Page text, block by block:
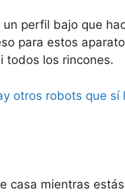
perfil bajo que
para estos
todos los rincones.
otros robots que sí
casa mientras